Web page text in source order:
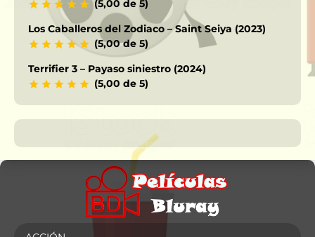
(5,00 de 5)
Los Caballeros del Zodiaco – Saint Seiya (2023)
(5,00 de 5)
Terrifier 3 – Payaso siniestro (2024)
(5,00 de 5)